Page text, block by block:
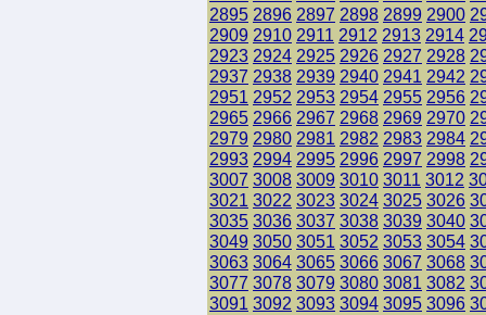
2895 2896 2897 2898 2899 2900
2909 2910 2911 2912 2913 2914
2923 2924 2925 2926 2927 2928
2937 2938 2939 2940 2941 2942
2951 2952 2953 2954 2955 2956
2965 2966 2967 2968 2969 2970
2979 2980 2981 2982 2983 2984
2993 2994 2995 2996 2997 2998
3007 3008 3009 3010 3011 3012
3021 3022 3023 3024 3025 3026
3035 3036 3037 3038 3039 3040
3049 3050 3051 3052 3053 3054
3063 3064 3065 3066 3067 3068
3077 3078 3079 3080 3081 3082
3091 3092 3093 3094 3095 3096